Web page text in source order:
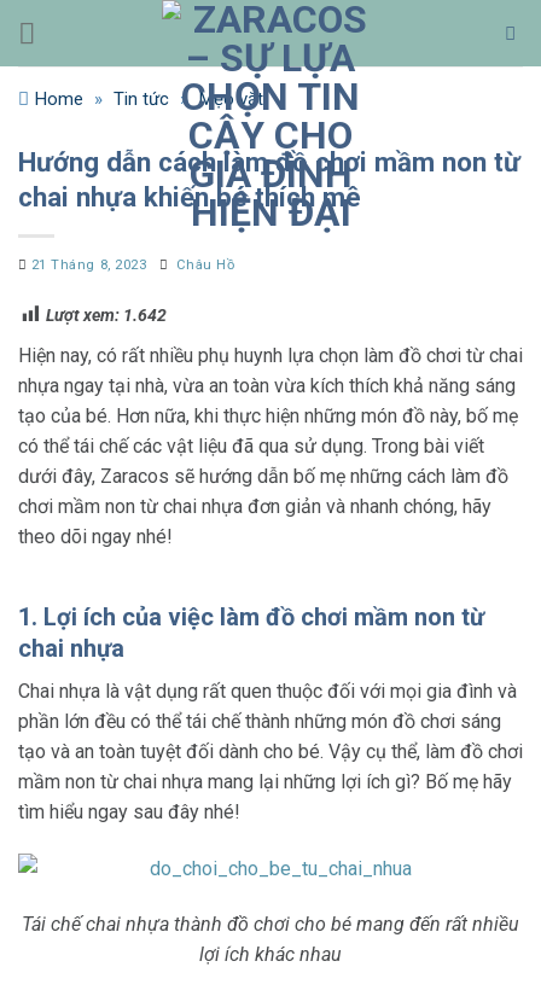
qua
nội
dungHome » Tin tức » Mẹo vặt
Hướng dẫn cách làm đồ chơi mầm non từ
chai nhựa khiến bé thích mê
21 Tháng 8, 2023 Châu Hồ
Lượt xem: 1.642
Hiện nay, có rất nhiều phụ huynh lựa chọn làm đồ chơi từ chai
nhựa ngay tại nhà, vừa an toàn vừa kích thích khả năng sáng
tạo của bé. Hơn nữa, khi thực hiện những món đồ này, bố mẹ
có thể tái chế các vật liệu đã qua sử dụng. Trong bài viết
dưới đây, Zaracos sẽ hướng dẫn bố mẹ những cách làm đồ
chơi mầm non từ chai nhựa đơn giản và nhanh chóng, hãy
theo dõi ngay nhé!
1. Lợi ích của việc làm đồ chơi mầm non từ
chai nhựa
Chai nhựa là vật dụng rất quen thuộc đối với mọi gia đình và
phần lớn đều có thể tái chế thành những món đồ chơi sáng
tạo và an toàn tuyệt đối dành cho bé. Vậy cụ thể, làm đồ chơi
mầm non từ chai nhựa mang lại những lợi ích gì? Bố mẹ hãy
tìm hiểu ngay sau đây nhé!
Tái chế chai nhựa thành đồ chơi cho bé mang đến rất nhiều
lợi ích khác nhau